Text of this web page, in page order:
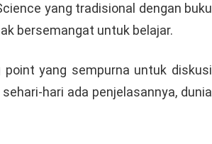
yang tradisional dengan buku
bersemangat untuk belajar.
yang sempurna untuk diskusi
hari ada penjelasannya, dunia